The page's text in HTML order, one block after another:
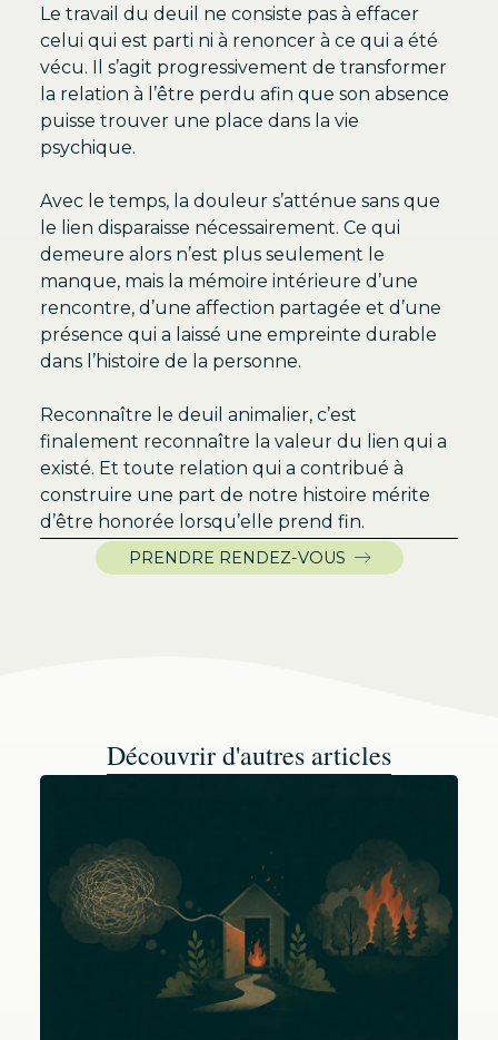
Le travail du deuil ne consiste pas à effacer
celui qui est parti ni à renoncer à ce qui a été
vécu. Il s’agit progressivement de transformer
la relation à l’être perdu afin que son absence
puisse trouver une place dans la vie
psychique.
Avec le temps, la douleur s’atténue sans que
le lien disparaisse nécessairement. Ce qui
demeure alors n’est plus seulement le
manque, mais la mémoire intérieure d’une
rencontre, d’une affection partagée et d’une
présence qui a laissé une empreinte durable
dans l’histoire de la personne.
Reconnaître le deuil animalier, c’est
finalement reconnaître la valeur du lien qui a
existé. Et toute relation qui a contribué à
construire une part de notre histoire mérite
d’être honorée lorsqu’elle prend fin.
PRENDRE RENDEZ-VOUS
Découvrir d'autres articles